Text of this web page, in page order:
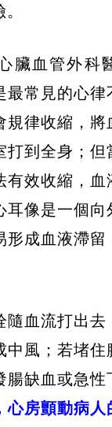
臟血管外科
最常見的心律
規律收縮，將
打到全身；但
有效收縮，血
耳像是一個向
形成血液滯留
隨血流打出去
中風；若堵住
缺血或急性
心房顫動病人